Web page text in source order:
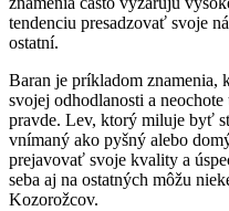
tendenciu presadzovať svoje
ostatní.
Baran je príkladom znamenia,
svojej odhodlanosti a
pravde. Lev, ktorý miluje byť
vnímaný ako pyšný alebo
prejavovať svoje kvality a
seba aj na ostatných môžu
Kozorožcov.